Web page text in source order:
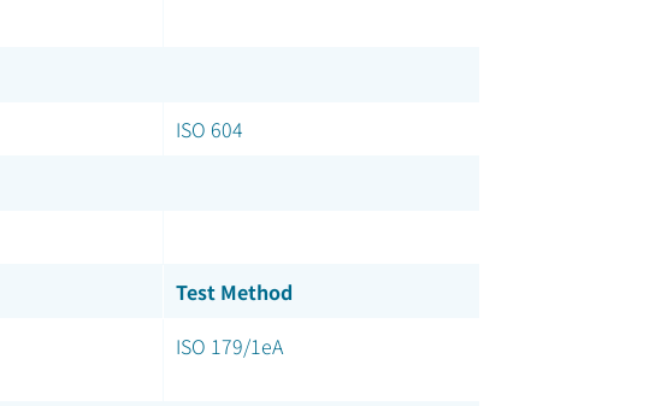
ISO 604
Test Method
ISO 179/1eA